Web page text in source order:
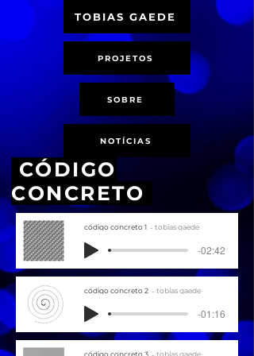
TOBIAS GAEDE
PROJETOS
SOBRE
NOTÍCIAS
CÓDIGO
CONCRETO
código concreto 1 tobias gaede
-02:42
código concreto 2 tobias gaede
-01:16
código concreto 3 tobias gaede